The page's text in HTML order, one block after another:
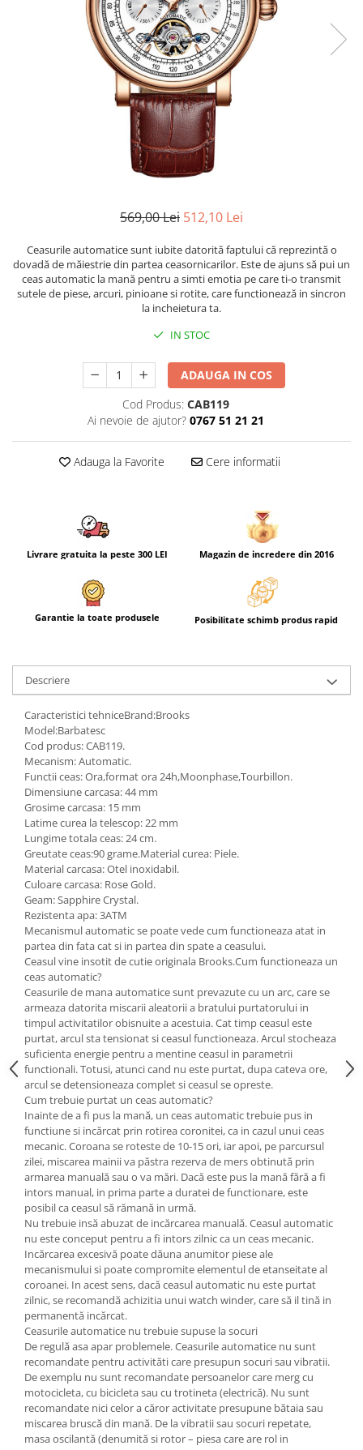
CEASURI DAMA
569,00 Lei 512,10 Lei
Ceasurile automatice sunt iubite datorită faptului că reprezintă o
dovadă de măiestrie din partea ceasornicarilor. Este de ajuns să pui un
ceas automatic la mană pentru a simti emotia pe care ti-o transmit
sutele de piese, arcuri, pinioane si rotite, care functionează in sincron
la incheietura ta.
IN STOC
ADAUGA IN COS
Cod Produs: CAB119
Ai nevoie de ajutor? 0767 51 21 21
Adauga la Favorite Cere informatii
Livrare gratuita la peste 300 LEI Magazin de incredere din 2016
Garantie la toate produsele Posibilitate schimb produs rapid
Descriere
Caracteristici tehniceBrand:Brooks
Model:Barbatesc
Cod produs: CAB119.
Mecanism: Automatic.
Functii ceas: Ora,format ora 24h,Moonphase,Tourbillon.
Dimensiune carcasa: 44 mm
Grosime carcasa: 15 mm
Latime curea la telescop: 22 mm
Lungime totala ceas: 24 cm.
Greutate ceas:90 grame.Material curea: Piele.
Material carcasa: Otel inoxidabil.
Culoare carcasa: Rose Gold.
Geam: Sapphire Crystal.
Rezistenta apa: 3ATM
Mecanismul automatic se poate vede cum functioneaza atat in
partea din fata cat si in partea din spate a ceasului.
Ceasul vine insotit de cutie originala Brooks.Cum functioneaza un
ceas automatic?
Ceasurile de mana automatice sunt prevazute cu un arc, care se
armeaza datorita miscarii aleatorii a bratului purtatorului in
timpul activitatilor obisnuite a acestuia. Cat timp ceasul este
purtat, arcul sta tensionat si ceasul functioneaza. Arcul stocheaza
suficienta energie pentru a mentine ceasul in parametrii
functionali. Totusi, atunci cand nu este purtat, dupa cateva ore,
arcul se detensioneaza complet si ceasul se opreste.
Cum trebuie purtat un ceas automatic?
Inainte de a fi pus la mană, un ceas automatic trebuie pus in
functiune si incărcat prin rotirea coronitei, ca in cazul unui ceas
mecanic. Coroana se roteste de 10-15 ori, iar apoi, pe parcursul
zilei, miscarea mainii va păstra rezerva de mers obtinută prin
armarea manuală sau o va mări. Dacă este pus la mană fără a fi
intors manual, in prima parte a duratei de functionare, este
posibil ca ceasul să rămană in urmă.
Nu trebuie insă abuzat de incărcarea manuală. Ceasul automatic
nu este conceput pentru a fi intors zilnic ca un ceas mecanic.
Incărcarea excesivă poate dăuna anumitor piese ale
mecanismului si poate compromite elementul de etanseitate al
coroanei. In acest sens, dacă ceasul automatic nu este purtat
zilnic, se recomandă achizitia unui watch winder, care să il tină in
permanentă incărcat.
Ceasurile automatice nu trebuie supuse la socuri
De regulă asa apar problemele. Ceasurile automatice nu sunt
recomandate pentru activităti care presupun socuri sau vibratii.
De exemplu nu sunt recomandate persoanelor care merg cu
motocicleta, cu bicicleta sau cu trotineta (electrică). Nu sunt
recomandate nici celor a căror activitate presupune bătaia sau
miscarea bruscă din mană. De la vibratii sau socuri repetate,
masa oscilantă (denumită si rotor – piesa care are rol in